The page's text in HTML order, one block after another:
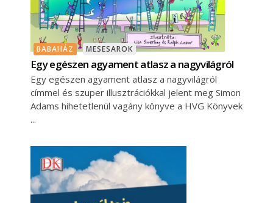
BABAHÁZ MESESAROK
Egy egészen agyament atlasz a nagyvilágról
Egy egészen agyament atlasz a nagyvilágról
címmel és szuper illusztrációkkal jelent meg Simon
Adams hihetetlenül vagány könyve a HVG Könyvek